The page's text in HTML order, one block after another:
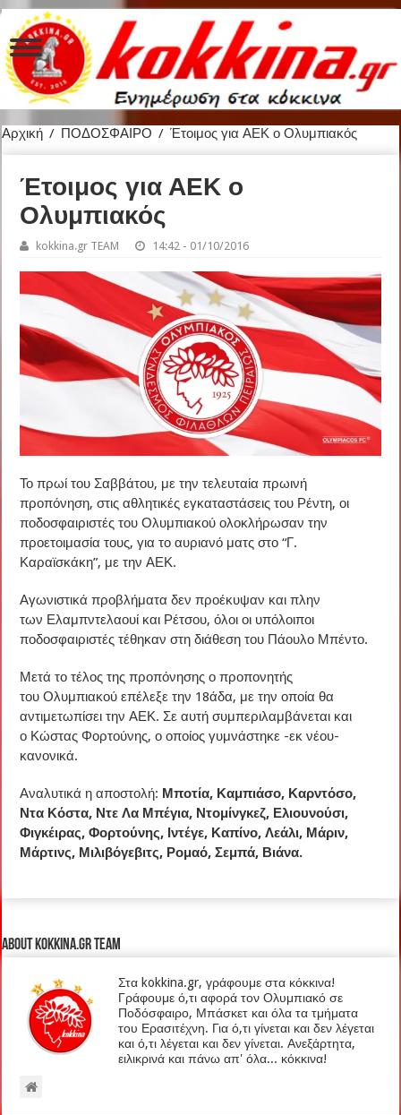
Αρχική / ΠΟΔΟΣΦΑΙΡΟ / Έτοιμος για ΑΕΚ ο Ολυμπιακός
Έτοιμος για ΑΕΚ ο
Ολυμπιακός
kokkina.gr TEAM 14:42 - 01/10/2016
Το πρωί του Σαββάτου, με την τελευταία πρωινή
προπόνηση, στις αθλητικές εγκαταστάσεις του Ρέντη, οι
ποδοσφαιριστές του Ολυμπιακού ολοκλήρωσαν την
προετοιμασία τους, για το αυριανό ματς στο “Γ.
Καραϊσκάκη”, με την ΑΕΚ.
Αγωνιστικά προβλήματα δεν προέκυψαν και πλην
των Ελαμπντελαουί και Ρέτσου, όλοι οι υπόλοιποι
ποδοσφαιριστές τέθηκαν στη διάθεση του Πάουλο Μπέντο.
Μετά το τέλος της προπόνησης ο προπονητής
του Ολυμπιακού επέλεξε την 18άδα, με την οποία θα
αντιμετωπίσει την ΑΕΚ. Σε αυτή συμπεριλαμβάνεται και
ο Κώστας Φορτούνης, ο οποίος γυμνάστηκε -εκ νέου-
κανονικά.
Αναλυτικά η αποστολή: Μποτία, Καμπιάσο, Καρντόσο,
Ντα Κόστα, Ντε Λα Μπέγια, Ντομίνγκεζ, Ελιουνούσι,
Φιγκέιρας, Φορτούνης, Ιντέγε, Καπίνο, Λεάλι, Μάριν,
Μάρτινς, Μιλιβόγεβιτς, Ρομαό, Σεμπά, Βιάνα.
About kokkina.gr TEAM
Στα kokkina.gr, γράφουμε στα κόκκινα!
Γράφουμε ό,τι αφορά τον Ολυμπιακό σε
Ποδόσφαιρο, Μπάσκετ και όλα τα τμήματα
του Ερασιτέχνη. Για ό,τι γίνεται και δεν λέγεται
και ό,τι λέγεται και δεν γίνεται. Ανεξάρτητα,
ειλικρινά και πάνω απ' όλα... κόκκινα!